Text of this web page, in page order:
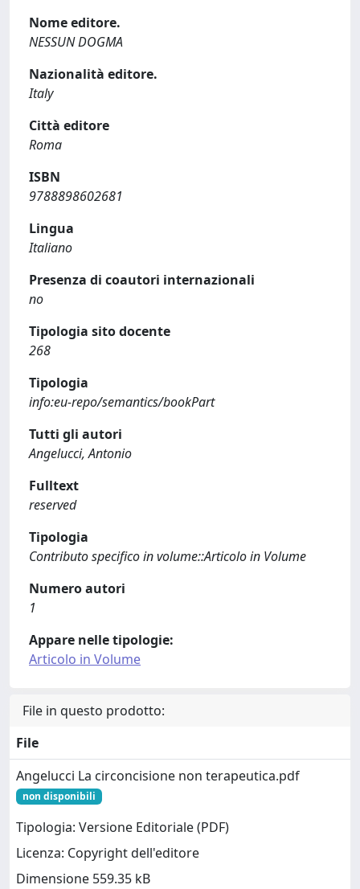
Nome editore.
NESSUN DOGMA
Nazionalità editore.
Italy
Città editore
Roma
ISBN
9788898602681
Lingua
Italiano
Presenza di coautori internazionali
no
Tipologia sito docente
268
Tipologia
info:eu-repo/semantics/bookPart
Tutti gli autori
Angelucci, Antonio
Fulltext
reserved
Tipologia
Contributo specifico in volume::Articolo in Volume
Numero autori
1
Appare nelle tipologie:
Articolo in Volume
File in questo prodotto:
File
Angelucci La circoncisione non terapeutica.pdf
non disponibili
Tipologia: Versione Editoriale (PDF)
Licenza: Copyright dell'editore
Dimensione 559.35 kB